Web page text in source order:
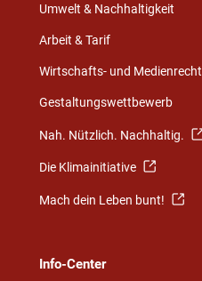
Umwelt & Nachhaltigkeit
Arbeit & Tarif
Wirtschafts- und Medienrecht
Gestaltungswettbewerb
Nah. Nützlich. Nachhaltig.
Die Klimainitiative
Mach dein Leben bunt!
Info-Center